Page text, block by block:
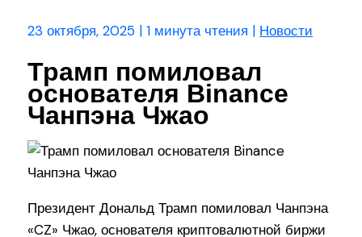
23 октября, 2025 |1 минута чтения | Новости
Трамп помиловал
основателя Binance
Чанпэна Чжао
Президент Дональд Трамп помиловал Чанпэна
«CZ» Чжао, основателя криптовалютной биржи